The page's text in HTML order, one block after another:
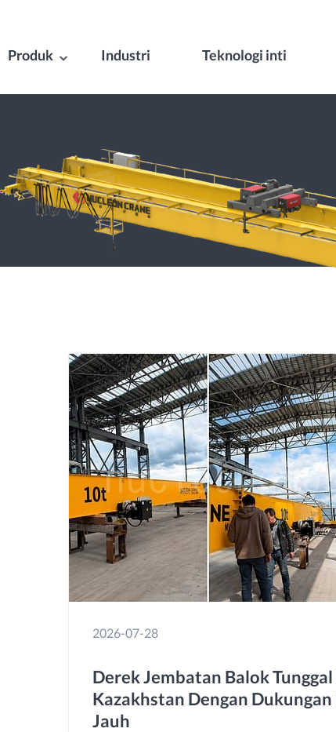
Produk Industri Teknologi inti
2026-07-28
Derek Jembatan Balok
Kazakhstan Dengan
Jauh